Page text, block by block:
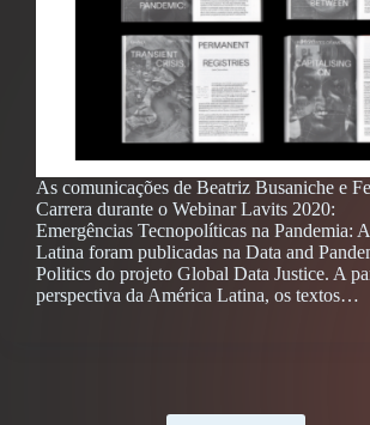
As comunicações de Beatriz Busaniche e
Carrera durante o Webinar Lavits 2020:
Emergências Tecnopolíticas na Pandemia:
Latina foram publicadas na Data and
Politics do projeto Global Data Justice. A
perspectiva da América Latina, os textos…